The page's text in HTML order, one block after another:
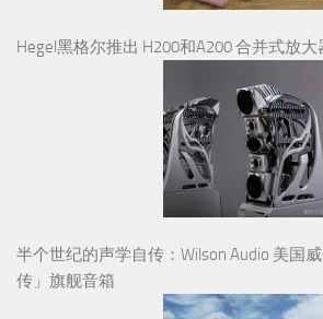
半个世纪的声学自传：Wilson Audio 美国